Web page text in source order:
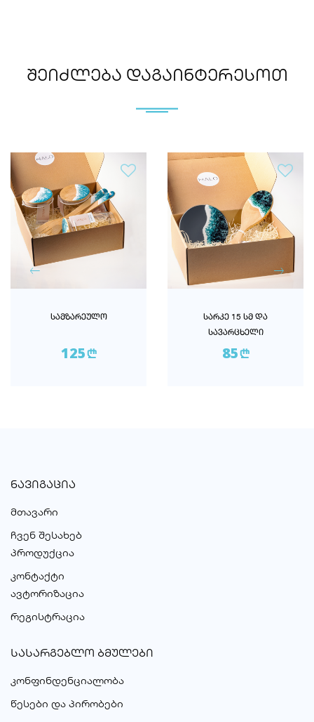
ᲨᲔᲘᲫᲚᲔᲑᲐ ᲓᲐᲒᲐᲘᲜᲢᲔᲠᲔᲡᲝᲗ
ᲡᲐᲛᲖᲐᲠᲔᲣᲚᲝ
125n
ᲡᲐᲠᲙᲔ 15 ᲡᲛ ᲓᲐ
ᲡᲐᲕᲐᲠᲪᲮᲔᲚᲘ
85n
ᲜᲐᲕᲘᲒᲐᲪᲘᲐ
მთავარი
ჩვენ შესახებ
პროდუქცია
კონტაქტი
ავტორიზაცია
რეგისტრაცია
ᲡᲐᲡᲐᲠᲒᲔᲑᲚᲝ ᲑᲛᲣᲚᲔᲑᲘ
კონფინდენციალობა
წესები და პირობები